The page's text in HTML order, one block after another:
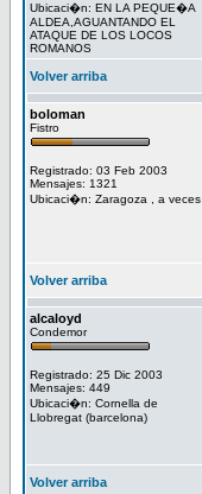
Ubicaci�n: EN LA PEQUE�A
ALDEA,AGUANTANDO EL
ATAQUE DE LOS LOCOS
ROMANOS
Volver arriba
boloman
Fistro
Registrado: 03 Feb 2003
Mensajes: 1321
Ubicaci�n: Zaragoza , a veces
Volver arriba
alcaloyd
Condemor
Registrado: 25 Dic 2003
Mensajes: 449
Ubicaci�n: Cornella de
Llobregat (barcelona)
Volver arriba